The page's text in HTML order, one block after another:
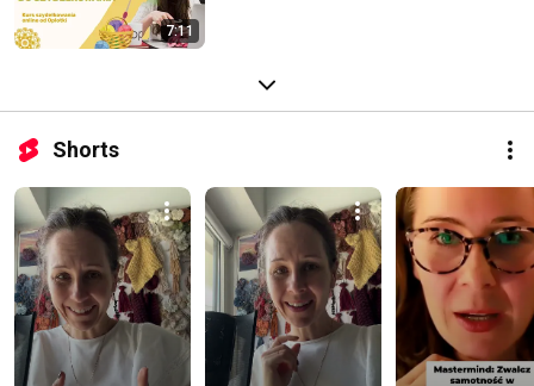
7:11
Shorts